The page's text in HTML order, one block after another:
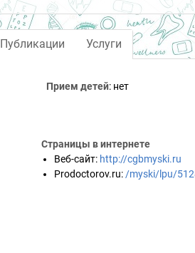
Публикации Услуги
Прием детей: нет
Страницы в интернете
Веб-сайт: http://cgbmyski.ru
Prodoctorov.ru: /myski/lpu/